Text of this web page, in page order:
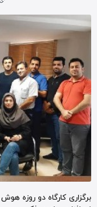
برگزاری کارگاه دو روزه